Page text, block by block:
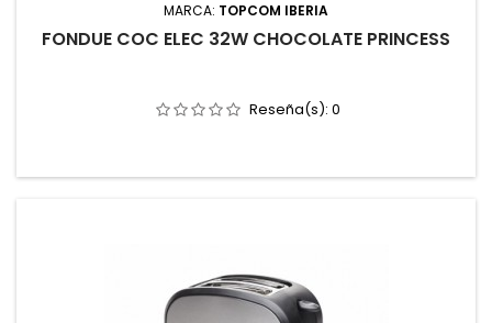
MARCA: TOPCOM IBERIA
FONDUE COC ELEC 32W CHOCOLATE PRINCESS
Reseña(s): 0